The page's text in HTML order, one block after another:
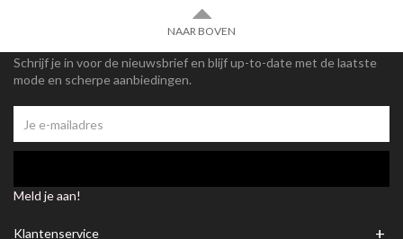
NAAR BOVEN
Schrijf je in voor de nieuwsbrief en blijf up-to-date met de laatste
mode en scherpe aanbiedingen.
Meld je aan!
Klantenservice +